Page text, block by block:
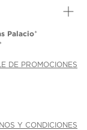
Palacio*
*
DE PROMOCIONES
Y CONDICIONES